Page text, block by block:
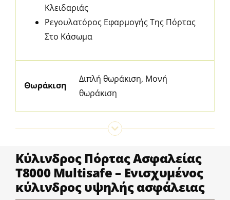
Κλειδαριάς
Ρεγουλατόρος Εφαρμογής Της Πόρτας
Στο Κάσωμα
Θωράκιση
Διπλή θωράκιση, Μονή
θωράκιση
Κύλινδρος Πόρτας Ασφαλείας
T8000 Multisafe – Ενισχυμένος
κύλινδρος υψηλής ασφάλειας